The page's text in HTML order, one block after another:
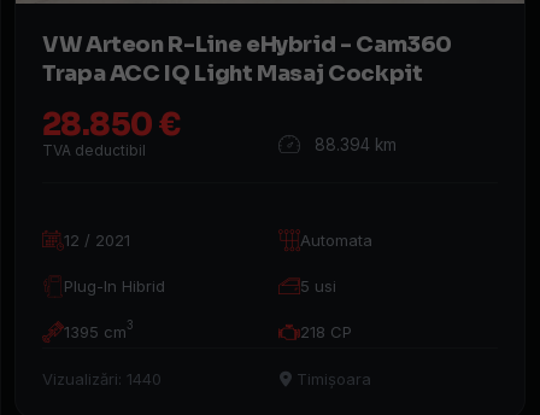
Combustibil
Tracțiune
mașina
VW Arteon R-Line eHybrid - Cam360
Trapa ACC IQ Light Masaj Cockpit
28.850 €
TVA deductibil 88.394 km
12 / 2021 Automata
Plug-In Hibrid 5 usi
1395 cm3 218 CP
Vizualizări: 1440 Timișoara